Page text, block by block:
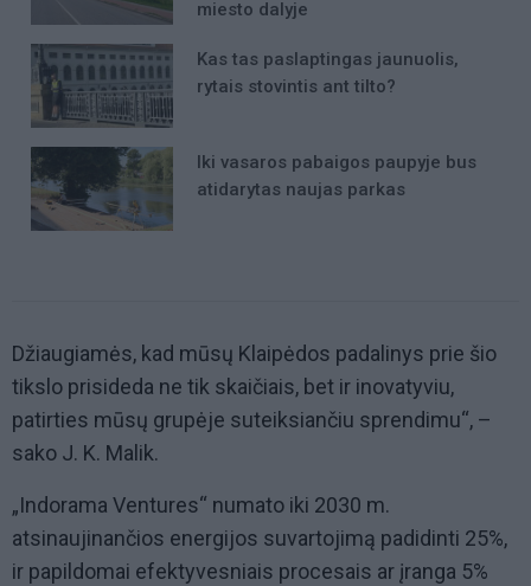
miesto dalyje
Kas tas paslaptingas jaunuolis,
rytais stovintis ant tilto?
Iki vasaros pabaigos paupyje bus
atidarytas naujas parkas
Džiaugiamės, kad mūsų Klaipėdos padalinys prie šio
tikslo prisideda ne tik skaičiais, bet ir inovatyviu,
patirties mūsų grupėje suteiksiančiu sprendimu“, –
sako J. K. Malik.
„Indorama Ventures“ numato iki 2030 m.
atsinaujinančios energijos suvartojimą padidinti 25%,
ir papildomai efektyvesniais procesais ar įranga 5%